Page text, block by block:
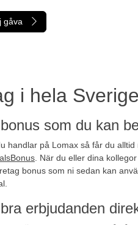
gåva
i hela Sverige
som du kan
handlar på Lomax så får du
. När du eller dina
bonus som ni sedan kan
erbjudanden